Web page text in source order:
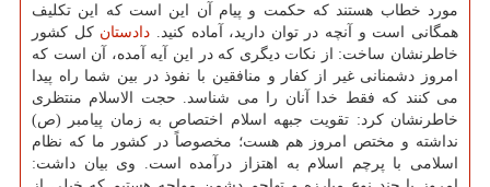
مورد خطاب هستند كه حكمت و پیام آن این است كه این تكلیف
همگانی است و آنچه در توان دارید، آماده كنید. دادستان كل كشور
خاطرنشان ساخت: از نكات دیگری كه در این آیه آمده، آن است كه
امروز دشمنانی غیر از كفار و منافقین با نفوذ در بین شما راه پیدا
می كنند كه فقط خدا آنان را می شناسد. حجت الاسلام منتظری
خاطرنشان كرد: تقویت جبهه اسلام اختصاص به زمان پیامبر (ص)
نداشته و مختص امروز هم هست؛ مخصوصاً در كشور ما كه نظام
اسلامی با پرچم اسلام به اهتزاز درآمده است. وی بیان داشت: